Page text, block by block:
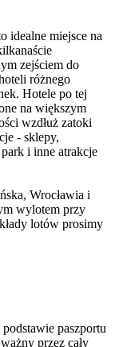
idealne miejsce na
zejściem do
różnego
Hotele po tej
na większym
wzdłuż zatoki
- sklepy,
i inne atrakcje
Wrocławia i
wylotem przy
lotów prosimy
paszportu
przez cały